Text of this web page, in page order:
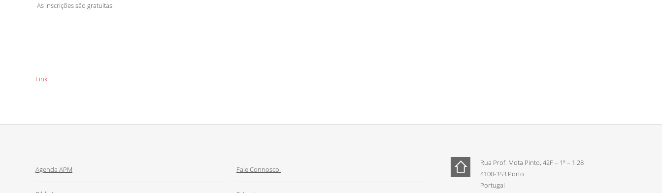
As inscrições são gratuitas.
Link
Agenda APM Fale Connosco!
Rua Prof. Mota Pinto, 42F – 1º – 1.28
4100-353 Porto
Portugal